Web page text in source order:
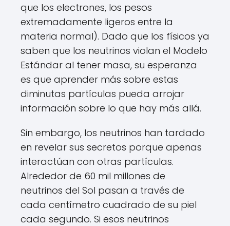
que los electrones, los pesos
extremadamente ligeros entre la
materia normal). Dado que los físicos ya
saben que los neutrinos violan el Modelo
Estándar al tener masa, su esperanza
es que aprender más sobre estas
diminutas partículas pueda arrojar
información sobre lo que hay más allá.
Sin embargo, los neutrinos han tardado
en revelar sus secretos porque apenas
interactúan con otras partículas.
Alrededor de 60 mil millones de
neutrinos del Sol pasan a través de
cada centímetro cuadrado de su piel
cada segundo. Si esos neutrinos